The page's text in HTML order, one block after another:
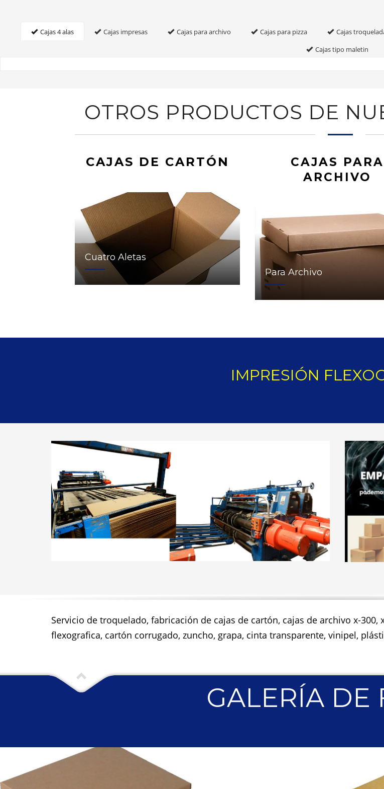
Cajas 4 alas Cajas impresas Cajas para archivo Cajas para pizza Cajas
Cajas tipo maletin
OTROS PRODUCTOS DE
CAJAS DE CARTÓN
Cuatro Aletas
CAJAS PARA
ARCHIVO
Para Archivo
IMPRESIÓN
Servicio de troquelado, fabricación de cajas de cartón, cajas de archivo x-
flexografica, cartón corrugado, zuncho, grapa, cinta transparente, vinipel,
GALERÍA DE